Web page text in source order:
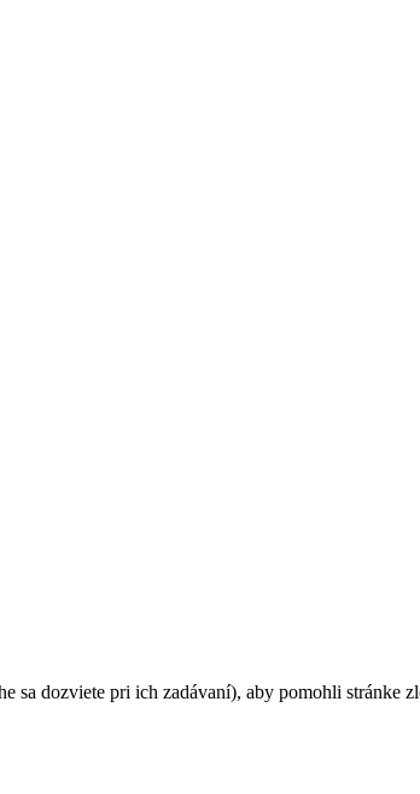
sa dozviete pri ich zadávaní), aby pomohli stránke